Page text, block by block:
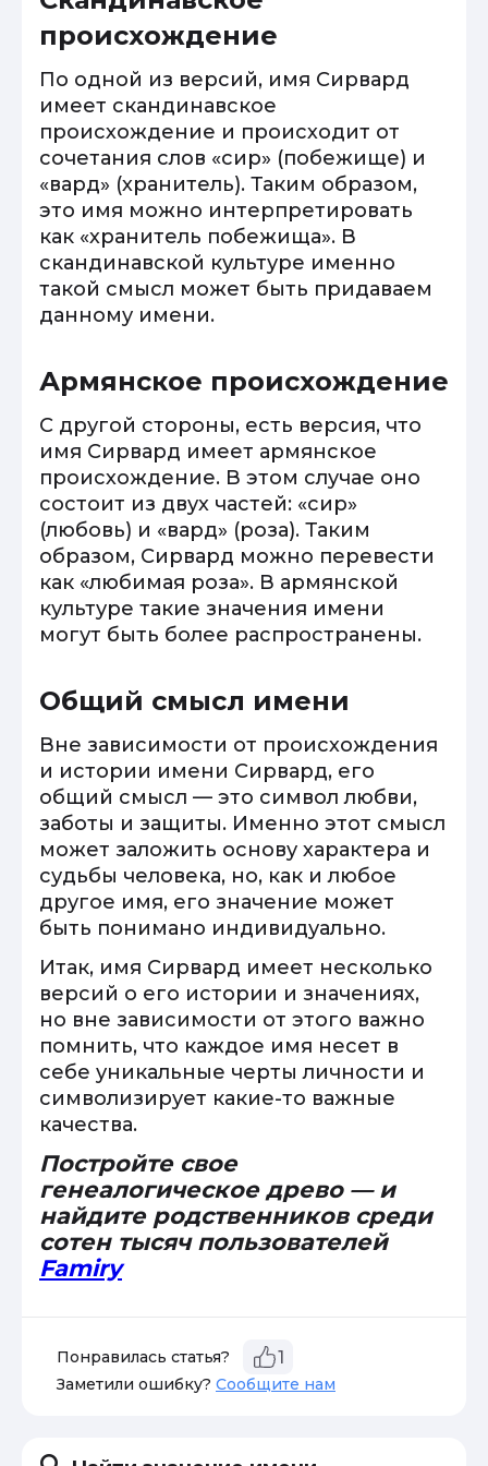
происхождение
По одной из версий, имя Сирвард
имеет скандинавское
происхождение и происходит от
сочетания слов «сир» (побежище) и
«вард» (хранитель). Таким образом,
это имя можно интерпретировать
как «хранитель побежища». В
скандинавской культуре именно
такой смысл может быть придаваем
данному имени.
Армянское происхождение
С другой стороны, есть версия, что
имя Сирвард имеет армянское
происхождение. В этом случае оно
состоит из двух частей: «сир»
(любовь) и «вард» (роза). Таким
образом, Сирвард можно перевести
как «любимая роза». В армянской
культуре такие значения имени
могут быть более распространены.
Общий смысл имени
Вне зависимости от происхождения
и истории имени Сирвард, его
общий смысл — это символ любви,
заботы и защиты. Именно этот смысл
может заложить основу характера и
судьбы человека, но, как и любое
другое имя, его значение может
быть понимано индивидуально.
Итак, имя Сирвард имеет несколько
версий о его истории и значениях,
но вне зависимости от этого важно
помнить, что каждое имя несет в
себе уникальные черты личности и
символизирует какие-то важные
качества.
Постройте свое
генеалогическое древо — и
найдите родственников среди
сотен тысяч пользователей
Famiry
Понравилась статья? 1
Заметили ошибку? Сообщите нам